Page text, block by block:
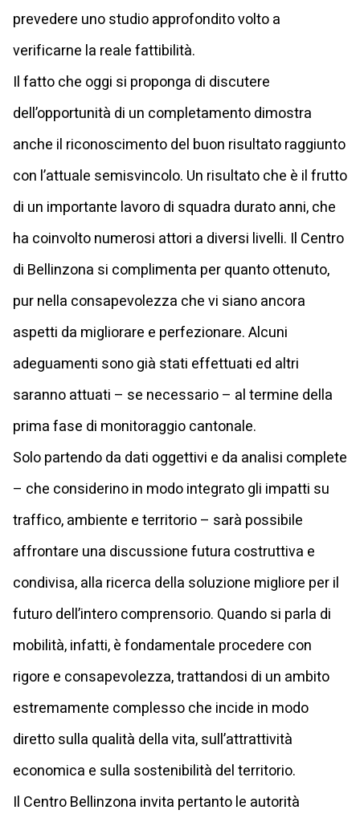
prevedere uno studio approfondito volto a
verificarne la reale fattibilità.
Il fatto che oggi si proponga di discutere
dell’opportunità di un completamento dimostra
anche il riconoscimento del buon risultato raggiunto
con l’attuale semisvincolo. Un risultato che è il frutto
di un importante lavoro di squadra durato anni, che
ha coinvolto numerosi attori a diversi livelli. Il Centro
di Bellinzona si complimenta per quanto ottenuto,
pur nella consapevolezza che vi siano ancora
aspetti da migliorare e perfezionare. Alcuni
adeguamenti sono già stati effettuati ed altri
saranno attuati – se necessario – al termine della
prima fase di monitoraggio cantonale.
Solo partendo da dati oggettivi e da analisi complete
– che considerino in modo integrato gli impatti su
traffico, ambiente e territorio – sarà possibile
affrontare una discussione futura costruttiva e
condivisa, alla ricerca della soluzione migliore per il
futuro dell’intero comprensorio. Quando si parla di
mobilità, infatti, è fondamentale procedere con
rigore e consapevolezza, trattandosi di un ambito
estremamente complesso che incide in modo
diretto sulla qualità della vita, sull’attrattività
economica e sulla sostenibilità del territorio.
Il Centro Bellinzona invita pertanto le autorità